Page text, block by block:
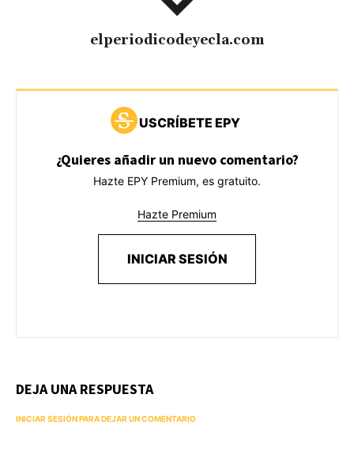
elperiodicodeyecla.com
USCRÍBETE EPY
¿Quieres añadir un nuevo comentario?
Hazte EPY Premium, es gratuito.
Hazte Premium
INICIAR SESIÓN
DEJA UNA RESPUESTA
INICIAR SESIÓN PARA DEJAR UN COMENTARIO